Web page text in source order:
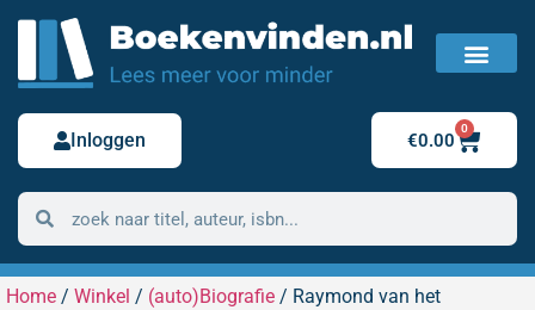
Inloggen €0.00
0
Home / Winkel / (auto)Biografie / Raymond van het